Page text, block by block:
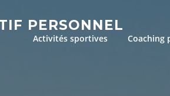
PERSONNEL
Activités sportives Coaching